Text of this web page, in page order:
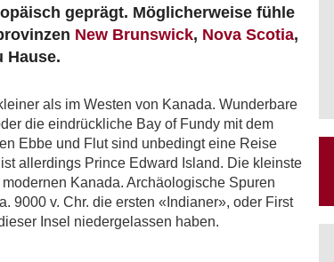
geprägt. Möglicherweise fühle
New Brunswick, Nova Scotia,
Hause.
als im Westen von Kanada. Wunderbare
die eindrückliche Bay of Fundy mit dem
Ebbe und Flut sind unbedingt eine Reise
allerdings Prince Edward Island. Die kleinste
Kanada. Archäologische Spuren
9000 v. Chr. die ersten «Indianer», oder First
Insel niedergelassen haben.